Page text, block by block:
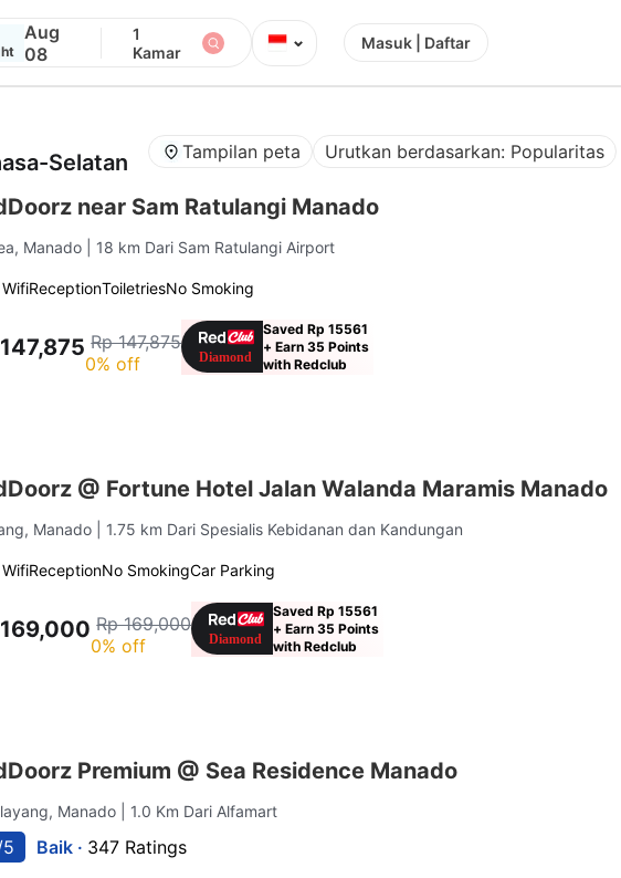
Aug
08
1
Kamar
⌄ Masuk | Daftar
Selatan Tampilan peta Urutkan berdasarkan: Popularitas
near Sam Ratulangi Manado
Manado | 18 km Dari Sam Ratulangi Airport
ReceptionToiletriesNo Smoking
Rp 147,875
0% off
Saved Rp 15561
+ Earn 35 Points
with Redclub
@ Fortune Hotel Jalan Walanda Maramis Manado
Manado | 1.75 km Dari Spesialis Kebidanan dan Kandungan
ReceptionNo SmokingCar Parking
Rp 169,000
0% off
Saved Rp 15561
+ Earn 35 Points
with Redclub
Premium @ Sea Residence Manado
Manado | 1.0 Km Dari Alfamart
Baik · 347 Ratings